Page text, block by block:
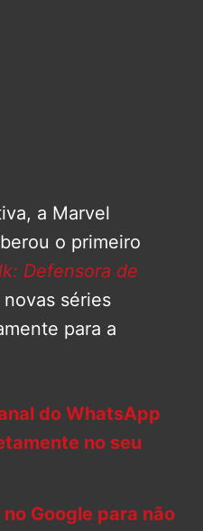
a Marvel
o primeiro
Defensora de
séries
para a
do WhatsApp
no seu
Google para não